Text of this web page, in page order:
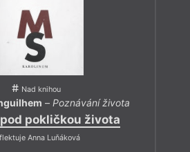
Nad knihou
– Poznávání života
pokličkou života
Anna Luňáková